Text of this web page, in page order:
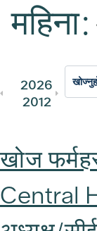
महिना:
2026
2012
खोज
Central